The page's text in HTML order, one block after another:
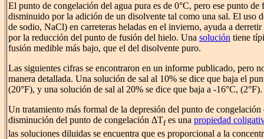
El punto de congelación del agua pura es de 0°C, pero ese punto de
disminuido por la adición de un disolvente tal como una sal. El uso
de sodio, NaCl) en carreteras heladas en el invierno, ayuda a
por la reducción del punto de fusión del hielo. Una solución tiene
fusión medible más bajo, que el del disolvente puro.
Las siguientes cifras se encontraron en un informe publicado, pero
manera detallada. Una solución de sal al 10% se dice que baja el
(20°F), y una solución de sal al 20% se dice que baja a -16°C, (2°F).
Un tratamiento más formal de la depresión del punto de
disminución del punto de congelación ΔTfes una propiedad
las soluciones diluidas se encuentra que es proporcional a la